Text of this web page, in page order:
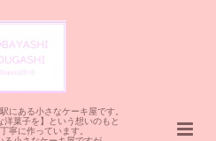
にある小さなケーキ屋です。
洋菓子を】という想いのもと
寧に作っています。